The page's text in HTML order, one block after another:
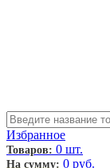
Избранное
Товаров: 0 шт.
На сумму: 0 руб.